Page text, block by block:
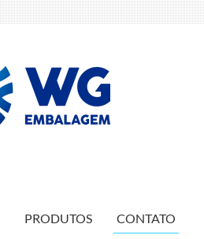
PRODUTOS CONTATO